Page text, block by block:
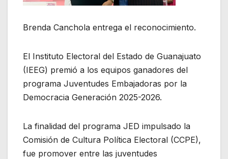
Brenda Canchola entrega el reconocimiento.
El Instituto Electoral del Estado de Guanajuato
(IEEG) premió a los equipos ganadores del
programa Juventudes Embajadoras por la
Democracia Generación 2025-2026.
La finalidad del programa JED impulsado la
Comisión de Cultura Política Electoral (CCPE),
fue promover entre las juventudes